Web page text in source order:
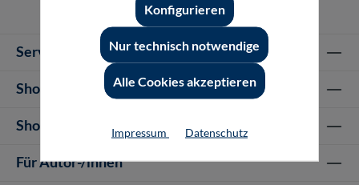
Service-Hotline
Shop Informationen
Shop-Service
Für Autor-/innen
Nur technisch notwendige
Konfigurieren
Alle Cookies akzeptieren
Impressum Datenschutz